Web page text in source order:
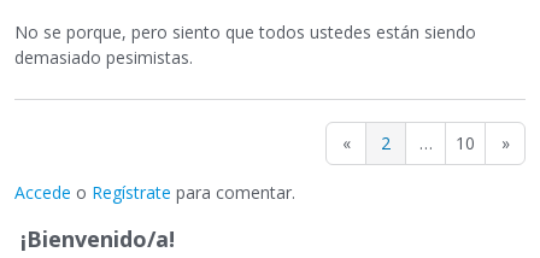
No se porque, pero siento que todos ustedes están siendo
demasiado pesimistas.
« 2 … 10 »
Accede o Regístrate para comentar.
¡Bienvenido/a!